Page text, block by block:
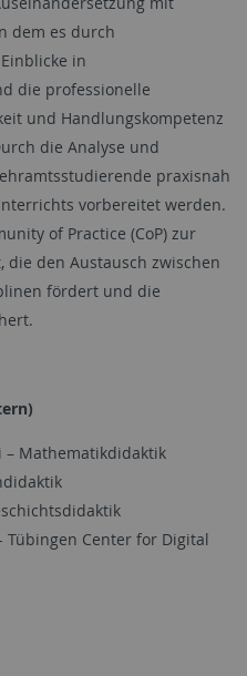
dem es durch
in
die professionelle
und Handlungskompetenz
die Analyse und
praxisnah
vorbereitet werden.
of Practice (CoP) zur
die den Austausch zwischen
fördert und die
– Mathematikdidaktik
Tübingen Center for Digital